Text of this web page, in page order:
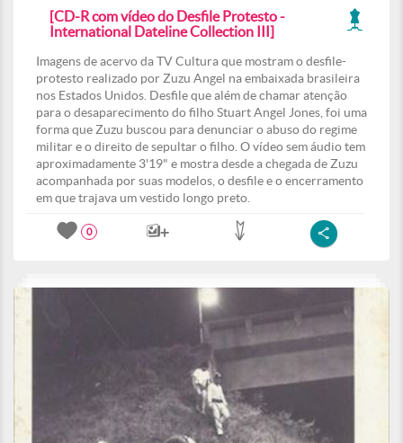
[CD-R com vídeo do Desfile Protesto -
International Dateline Collection III]
Imagens de acervo da TV Cultura que mostram o desfile-
protesto realizado por Zuzu Angel na embaixada brasileira
nos Estados Unidos. Desfile que além de chamar atenção
para o desaparecimento do filho Stuart Angel Jones, foi uma
forma que Zuzu buscou para denunciar o abuso do regime
militar e o direito de sepultar o filho. O vídeo sem áudio tem
aproximadamente 3'19" e mostra desde a chegada de Zuzu
acompanhada por suas modelos, o desfile e o encerramento
em que trajava um vestido longo preto.
0